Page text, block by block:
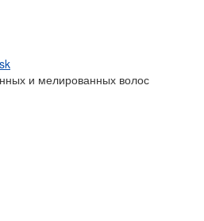
и мелированных волос